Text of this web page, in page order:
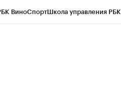
ВиноСпортШкола управления РБК